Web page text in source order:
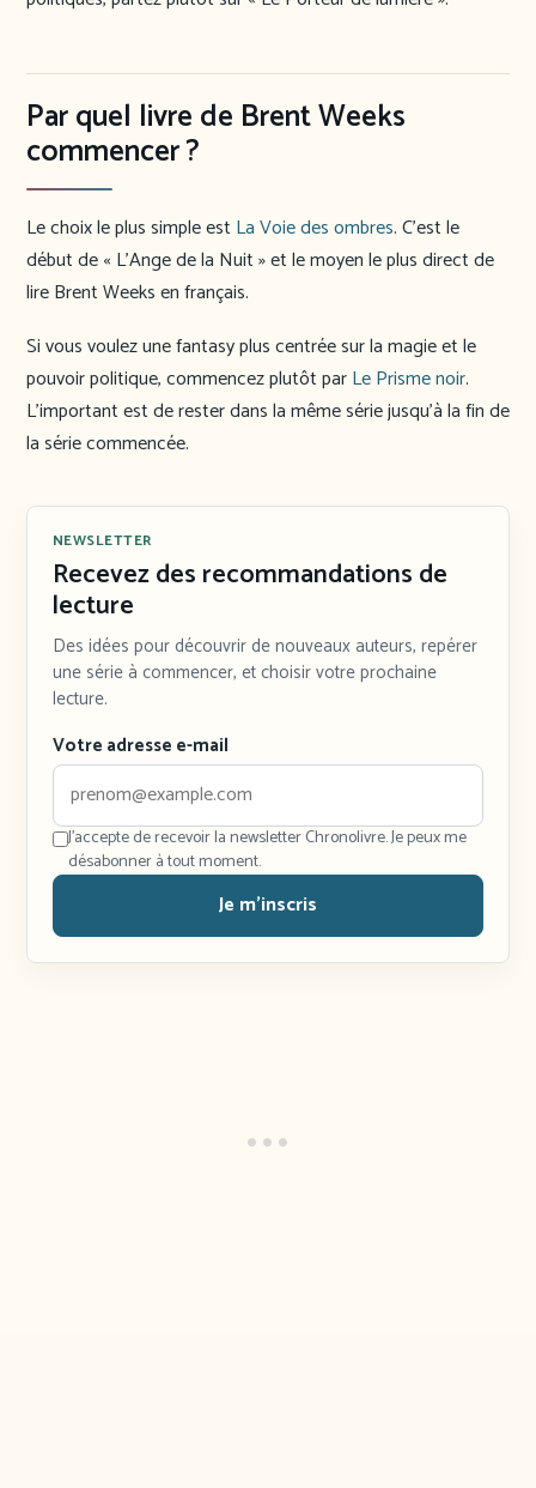
Par quel livre de Brent Weeks
commencer ?
Le choix le plus simple est La Voie des ombres. C’est le
début de « L’Ange de la Nuit » et le moyen le plus direct de
lire Brent Weeks en français.
Si vous voulez une fantasy plus centrée sur la magie et le
pouvoir politique, commencez plutôt parLe Prisme noir.
L’important est de rester dans la même série jusqu’à la fin de
la série commencée.
NEWSLETTER
Recevez des recommandations de
lecture
Des idées pour découvrir de nouveaux auteurs, repérer
une série à commencer, et choisir votre prochaine
lecture.
Votre adresse e-mail
J'accepte de recevoir la newsletter Chronolivre. Je peux me
désabonner à tout moment.